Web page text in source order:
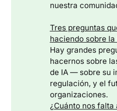
nuestra
Tres preguntas
haciendo sobre
Hay grandes
hacernos sobre
de IA — sobre su
regulación, y el
organizaciones.
¿Cuánto nos falta